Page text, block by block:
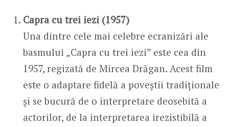
Capra cu trei iezi (1957)
Una dintre cele mai celebre ecranizări ale
basmului „Capra cu trei iezi” este cea din
1957, regizată de Mircea Drăgan. Acest film
este o adaptare fidelă a poveștii tradiționale
și se bucură de o interpretare deosebită a
actorilor, de la interpretarea irezistibilă a